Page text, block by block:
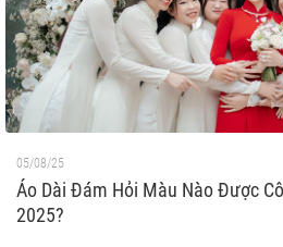
05/08/25
Áo Dài Đám Hỏi Màu Nào Được
2025?